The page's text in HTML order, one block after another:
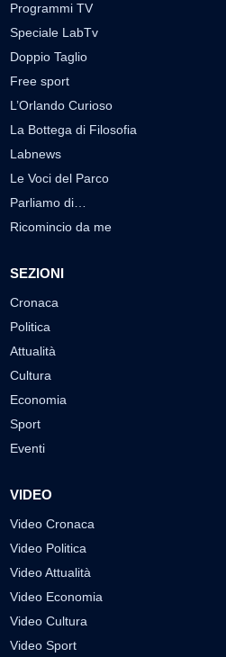
Programmi TV
Speciale LabTv
Doppio Taglio
Free sport
L’Orlando Curioso
La Bottega di Filosofia
Labnews
Le Voci del Parco
Parliamo di…
Ricomincio da me
SEZIONI
Cronaca
Politica
Attualità
Cultura
Economia
Sport
Eventi
VIDEO
Video Cronaca
Video Politica
Video Attualità
Video Economia
Video Cultura
Video Sport